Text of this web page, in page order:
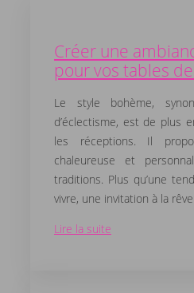
Créer une
pour vos tables
Le style bohème,
d’éclectisme, est de plus
les réceptions. Il
chaleureuse et
traditions. Plus qu’une
vivre, une invitation à la
Lire la suite